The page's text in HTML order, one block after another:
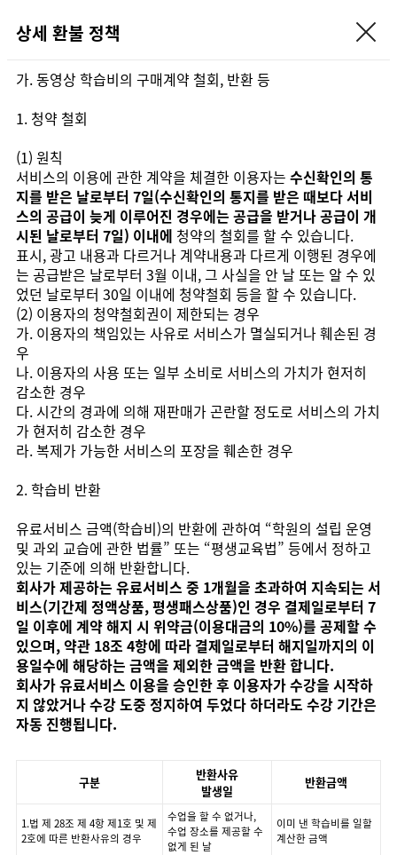
상세 환불 정책
가. 동영상 학습비의 구매계약 철회, 반환 등
1. 청약 철회
(1) 원칙
서비스의 이용에 관한 계약을 체결한 이용자는 수신확인의 통
지를 받은 날로부터 7일(수신확인의 통지를 받은 때보다 서비
스의 공급이 늦게 이루어진 경우에는 공급을 받거나 공급이 개
시된 날로부터 7일) 이내에 청약의 철회를 할 수 있습니다.
표시, 광고 내용과 다르거나 계약내용과 다르게 이행된 경우에
는 공급받은 날로부터 3월 이내, 그 사실을 안 날 또는 알 수 있
었던 날로부터 30일 이내에 청약철회 등을 할 수 있습니다.
(2) 이용자의 청약철회권이 제한되는 경우
가. 이용자의 책임있는 사유로 서비스가 멸실되거나 훼손된 경
우
나. 이용자의 사용 또는 일부 소비로 서비스의 가치가 현저히
감소한 경우
다. 시간의 경과에 의해 재판매가 곤란할 정도로 서비스의 가치
가 현저히 감소한 경우
라. 복제가 가능한 서비스의 포장을 훼손한 경우
2. 학습비 반환
유료서비스 금액(학습비)의 반환에 관하여 “학원의 설립 운영
및 과외 교습에 관한 법률” 또는 “평생교육법” 등에서 정하고
있는 기준에 의해 반환합니다.
회사가 제공하는 유료서비스 중 1개월을 초과하여 지속되는 서
비스(기간제 정액상품, 평생패스상품)인 경우 결제일로부터 7
일 이후에 계약 해지 시 위약금(이용대금의 10%)를 공제할 수
있으며, 약관 18조 4항에 따라 결제일로부터 해지일까지의 이
용일수에 해당하는 금액을 제외한 금액을 반환 합니다.
회사가 유료서비스 이용을 승인한 후 이용자가 수강을 시작하
지 않았거나 수강 도중 정지하여 두었다 하더라도 수강 기간은
자동 진행됩니다.
구분
반환사유
발생일
반환금액
1.법 제 28조 제 4항 제1호 및 제
2호에 따른 반환사유의 경우
수업을 할 수 없거나,
수업 장소를 제공할 수
없게 된 날
이미 낸 학습비를 일할
계산한 금액